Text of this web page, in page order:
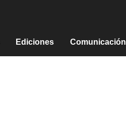
Ediciones Comunicación